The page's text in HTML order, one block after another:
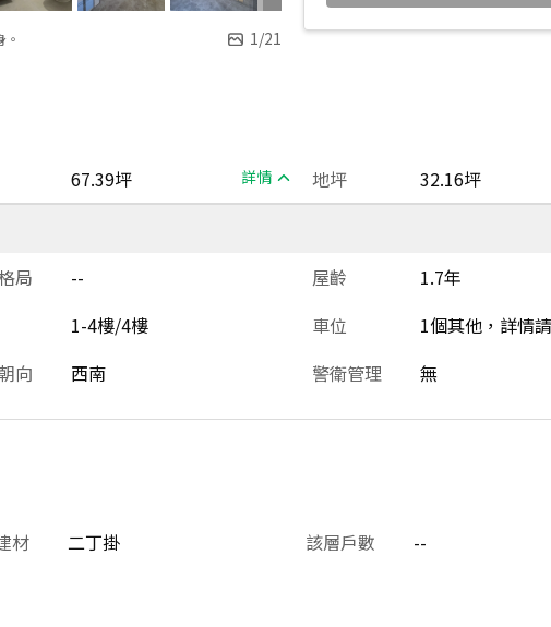
1/21
67.39坪 詳情 地坪
32.16坪
局 -- 屋齡
1.7年
1-4樓/4樓 車位
向 西南 警衛管理 無
材 二丁掛 該層戶數
--